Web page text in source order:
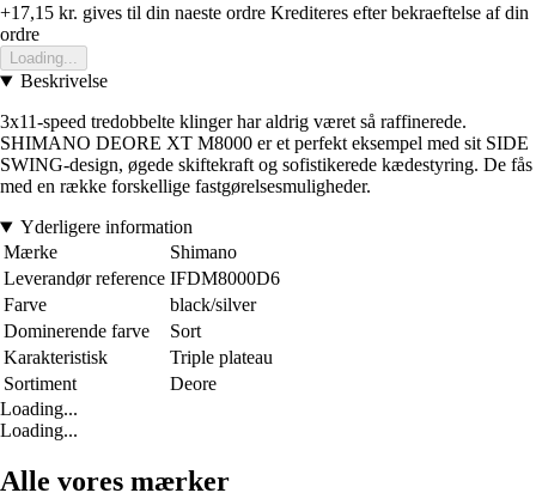
+17,15 kr. gives til din naeste ordre Krediteres efter bekraeftelse af din
ordre
Loading...
Beskrivelse
3x11-speed tredobbelte klinger har aldrig været så raffinerede.
SHIMANO DEORE XT M8000 er et perfekt eksempel med sit SIDE
SWING-design, øgede skiftekraft og sofistikerede kædestyring. De fås
med en række forskellige fastgørelsesmuligheder.
Yderligere information
Mærke
Shimano
Leverandør reference IFDM8000D6
Farve
black/silver
Dominerende farve
Sort
Karakteristisk
Triple plateau
Sortiment
Deore
Loading...
Loading...
Alle vores mærker